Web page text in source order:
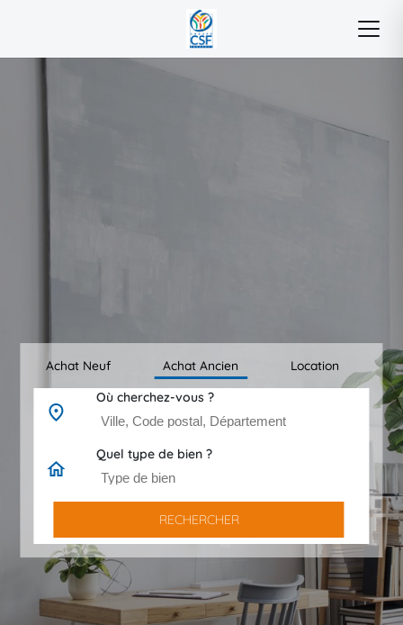
Achat Neuf Achat Ancien Location
Où cherchez-vous ?
Quel type de bien ?